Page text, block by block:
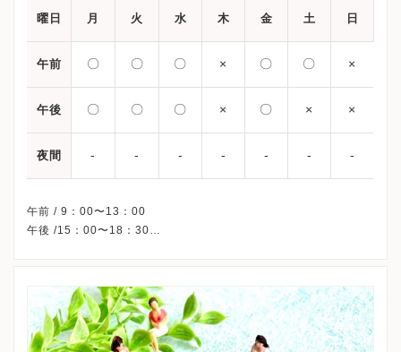
曜日 月 火 水 木 金 土 日
午前 〇 〇 〇 × 〇 〇 ×
午後 〇 〇 〇 × 〇 × ×
夜間 - - - - - - -
午前 / 9：00〜13：00
午後 /15：00〜18：30
※詳細はクリニックHPを確認、または直接お問い合わせくださ